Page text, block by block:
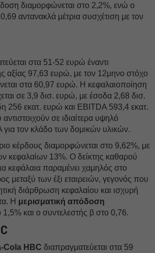
διαμορφώνεται στο 2,2%, ενώ ο
αντανακλά μέτρια συσχέτιση με τον
στα 51-52 ευρώ έναντι
αξίας 97,63 ευρώ, με τον 12μηνο στόχο
στα 60,97 ευρώ. Η κεφαλαιοποίηση
σε 3,9 δισ. ευρώ, με έσοδα 2,68 δισ.
256 εκατ. ευρώ και EBITDA 593,4 εκατ.
σε ιδιαίτερα υψηλό
τον κλάδο των δομικών υλικών.
κέρδους διαμορφώνεται στο 9,62%, με
κεφαλαίων 13%. Ο δείκτης καθαρού
κεφάλαια παραμένει χαμηλός στο
μεταξύ των έξι εταιρειών, γεγονός που
διάρθρωση κεφαλαίου και ισχυρή
Η μερισματική απόδοση
1,5% και ο συντελεστής β στο 0,76.
Cola HBC διαπραγματεύεται στα 59